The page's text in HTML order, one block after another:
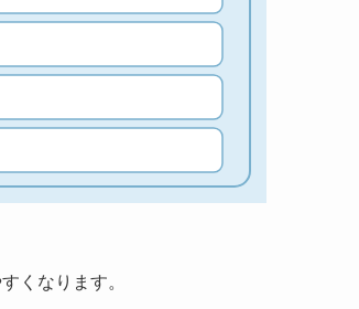
くなります。